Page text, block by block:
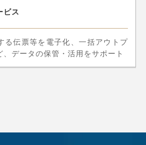
ビス
る伝票等を電子化、一括アウトプ
、データの保管・活用をサポート